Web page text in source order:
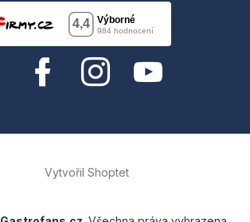
Vytvořil Shoptet